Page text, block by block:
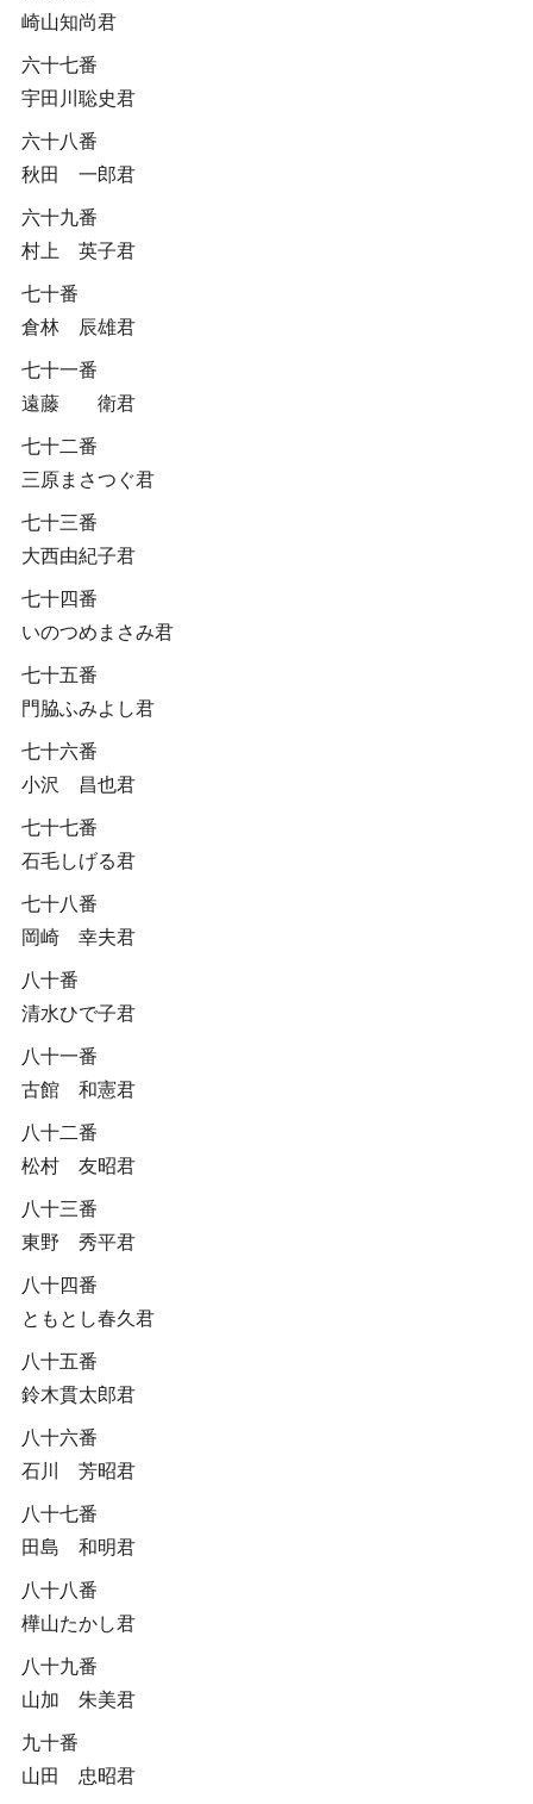
崎山知尚君
六十七番
宇田川聡史君
六十八番
秋田 一郎君
六十九番
村上 英子君
七十番
倉林 辰雄君
七十一番
遠藤 衛君
七十二番
三原まさつぐ君
七十三番
大西由紀子君
七十四番
いのつめまさみ君
七十五番
門脇ふみよし君
七十六番
小沢 昌也君
七十七番
石毛しげる君
七十八番
岡崎 幸夫君
八十番
清水ひで子君
八十一番
古館 和憲君
八十二番
松村 友昭君
八十三番
東野 秀平君
八十四番
ともとし春久君
八十五番
鈴木貫太郎君
八十六番
石川 芳昭君
八十七番
田島 和明君
八十八番
樺山たかし君
八十九番
山加 朱美君
九十番
山田 忠昭君